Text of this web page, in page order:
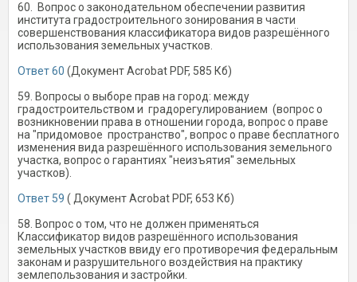
60. Вопрос о законодательном обеспечении развития
института градостроительного зонирования в части
совершенствования классификатора видов разрешённого
использования земельных участков.
Ответ 60 (Документ Acrobat PDF, 585 Кб)
59. Вопросы о выборе прав на город: между
градостроительством и градорегулированием (вопрос о
возникновении права в отношении города, вопрос о праве
на "придомовое пространство", вопрос о праве бесплатного
изменения вида разрешённого использования земельного
участка, вопрос о гарантиях "неизъятия" земельных
участков).
Ответ 59 ( Документ Acrobat PDF, 653 Кб)
58. Вопрос о том, что не должен применяться
Классификатор видов разрешённого использования
земельных участков ввиду его противоречия федеральным
законам и разрушительного воздействия на практику
землепользования и застройки.